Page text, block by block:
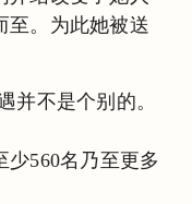
至。为此她被送
并不是个别的。
560名乃至更多